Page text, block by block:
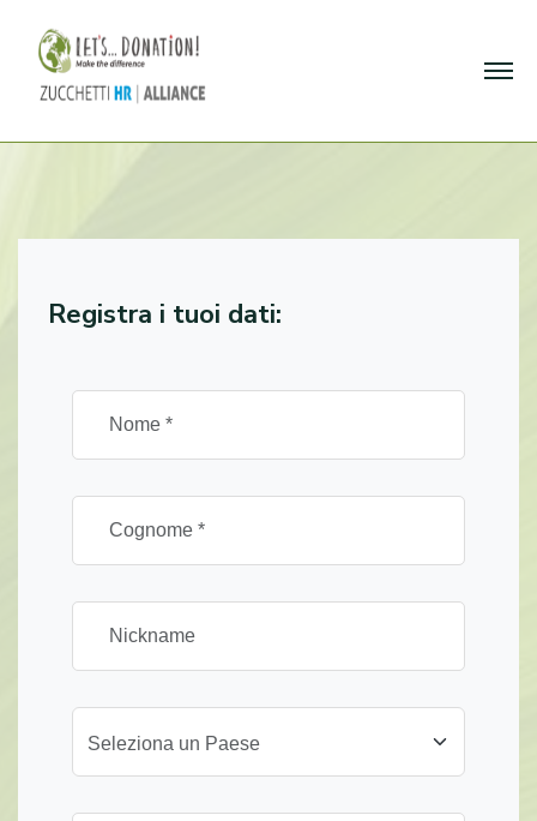
Registra i tuoi dati:
Seleziona un Paese